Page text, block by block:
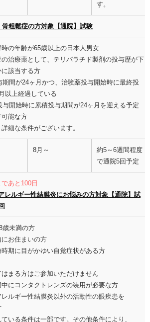
す。
粗鬆症の方対象【通院】試験
時の年齢が65歳以上の日本人男女
の治療薬として、テリパラチド製剤の投与歴が下
該当する方
期間が24ヶ月かつ、治験薬投与開始時に最終投
以上経過している
与開始時に累積投与期間が24ヶ月を迎える予定
可能な方
細な条件がございます。
8月～
約5～6週間程度
で通院5回予定
あと100日
レルギー性結膜炎にお悩みの方対象【通院】試
歳未満の方
にお住まいの方
時期に目がかゆい自覚症状がある方
はまる方はご参加いただけません
中にコンタクトレンズの装用が必要な方
レルギー性結膜炎以外の活動性の眼疾患を
いる条件は一部です。その他条件により、